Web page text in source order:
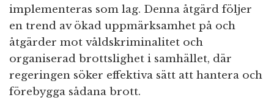
implementeras som lag. Denna åtgärd följer
en trend av ökad uppmärksamhet på och
åtgärder mot våldskriminalitet och
organiserad brottslighet i samhället, där
regeringen söker effektiva sätt att hantera och
förebygga sådana brott.